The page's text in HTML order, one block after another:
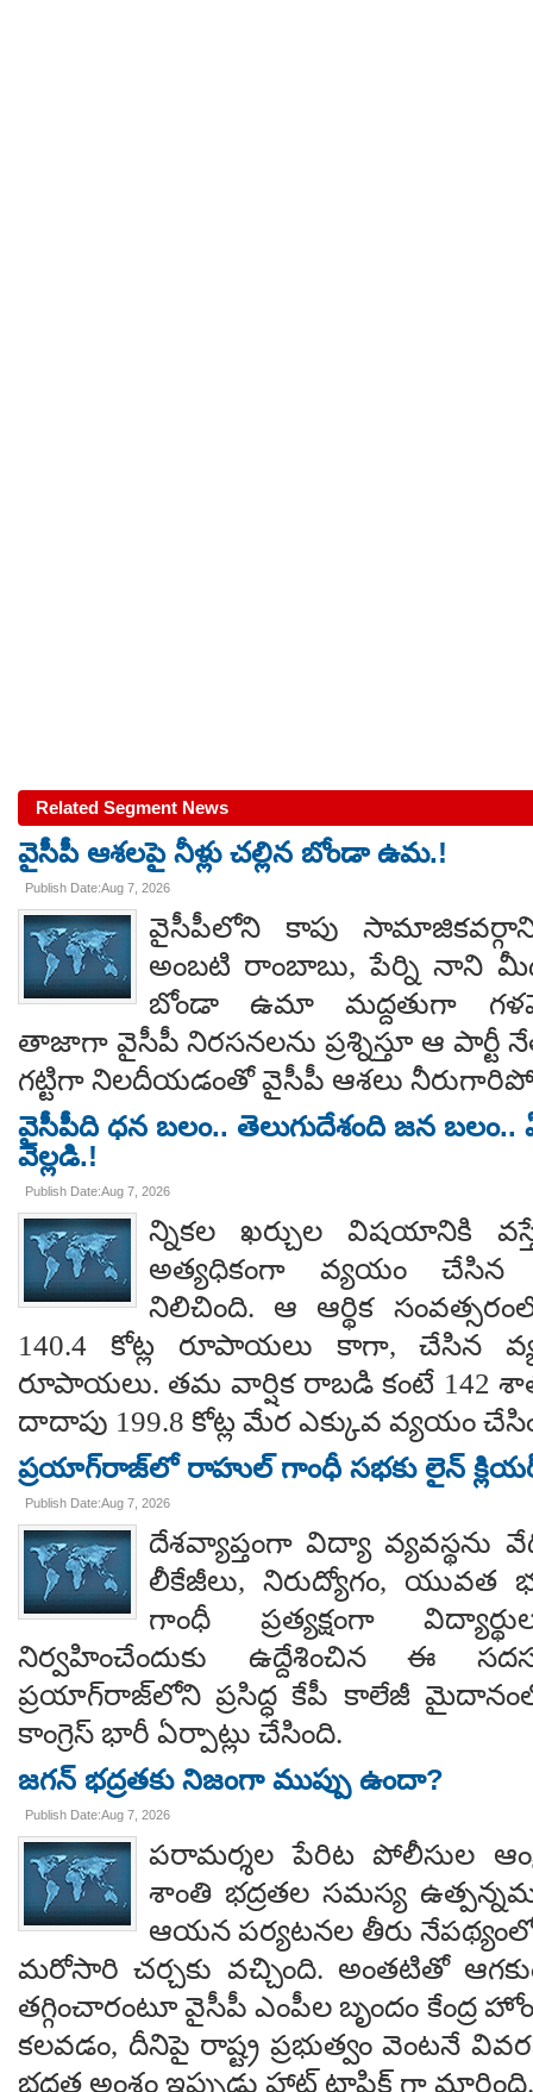
Related Segment News
వైసీపీ ఆశలపై నీళ్లు చల్లిన బోండా ఉమ.!
Publish Date:Aug 7, 2026
వైసీపీలోని కాపు
అంబటి రాంబాబు, పేర్ని నాని
బోండా ఉమా మద్దతుగా
తాజాగా వైసీపీ నిరసనలను ప్రశ్నిస్తూ ఆ
గట్టిగా నిలదీయడంతో వైసీపీ ఆశలు
వైసీపీది ధన బలం.. తెలుగుదేశంది జన
వెల్లడి.!
Publish Date:Aug 7, 2026
న్నికల ఖర్చుల విషయానికి
అత్యధికంగా వ్యయం చేసిన
నిలిచింది. ఆ ఆర్థిక
140.4 కోట్ల రూపాయలు కాగా, చేసిన
రూపాయలు. తమ వార్షిక రాబడి కంటే 142
దాదాపు 199.8 కోట్ల మేర ఎక్కువ వ్యయం
ప్రయాగ్‌రాజ్‌లో రాహుల్ గాంధీ సభకు లైన్
Publish Date:Aug 7, 2026
దేశవ్యాప్తంగా విద్యా వ్యవస్థను
లీకేజీలు, నిరుద్యోగం, యువత
గాంధీ ప్రత్యక్షంగా
నిర్వహించేందుకు ఉద్దేశించిన ఈ
ప్రయాగ్‌రాజ్‌లోని ప్రసిద్ధ కేపీ కాలేజీ మైదానంలో
కాంగ్రెస్ భారీ ఏర్పాట్లు చేసింది.
జగన్ భద్రతకు నిజంగా ముప్పు ఉందా?
Publish Date:Aug 7, 2026
పరామర్శల పేరిట పోలీసుల
శాంతి భద్రతల సమస్య
ఆయన పర్యటనల తీరు నేపథ్యంలో
మరోసారి చర్చకు వచ్చింది. అంతటితో
తగ్గించారంటూ వైసీపీ ఎంపీల బృందం కేంద్ర
కలవడం, దీనిపై రాష్ట్ర ప్రభుత్వం వెంటనే
భద్రత అంశం ఇప్పుడు హాట్ టాపిక్ గా మారింది.